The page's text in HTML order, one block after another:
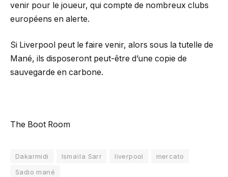
venir pour le joueur, qui compte de nombreux clubs
européens en alerte.
Si Liverpool peut le faire venir, alors sous la tutelle de
Mané, ils disposeront peut-être d’une copie de
sauvegarde en carbone.
The Boot Room
Dakarmidi Ismaïla Sarr liverpool
mercato
Sadio mané